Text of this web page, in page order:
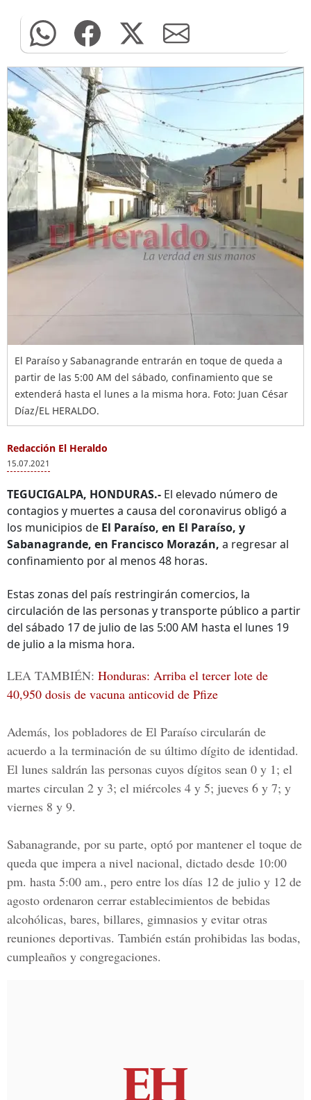
El Paraíso y Sabanagrande entrarán en toque de queda a
partir de las 5:00 AM del sábado, confinamiento que se
extenderá hasta el lunes a la misma hora. Foto: Juan César
Díaz/EL HERALDO.
Redacción El Heraldo
15.07.2021
TEGUCIGALPA, HONDURAS.- El elevado número de
contagios y muertes a causa del coronavirus obligó a
los municipios de El Paraíso, en El Paraíso, y
Sabanagrande, en Francisco Morazán, a regresar al
confinamiento por al menos 48 horas.
Estas zonas del país restringirán comercios, la
circulación de las personas y transporte público a partir
del sábado 17 de julio de las 5:00 AM hasta el lunes 19
de julio a la misma hora.
LEA TAMBIÉN: Honduras: Arriba el tercer lote de
40,950 dosis de vacuna anticovid de Pfize
Además, los pobladores de El Paraíso circularán de
acuerdo a la terminación de su último dígito de identidad.
El lunes saldrán las personas cuyos dígitos sean 0 y 1; el
martes circulan 2 y 3; el miércoles 4 y 5; jueves 6 y 7; y
viernes 8 y 9.
Sabanagrande, por su parte, optó por mantener el toque de
queda que impera a nivel nacional, dictado desde 10:00
pm. hasta 5:00 am., pero entre los días 12 de julio y 12 de
agosto ordenaron cerrar establecimientos de bebidas
alcohólicas, bares, billares, gimnasios y evitar otras
reuniones deportivas. También están prohibidas las bodas,
cumpleaños y congregaciones.